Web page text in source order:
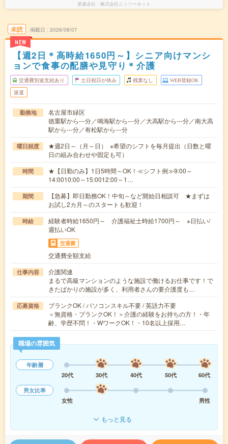
派遣会社 株式会社ニッソーネット
未読
NEW
掲載日 2026/08/07
【週2日＊高時給1650円～】シニア向けマンシ
ョンで食事の配膳や見守り＊介護
交通費別途支給あり 土日祝日が休み 残業なし WEB登録OK
派遣
勤務地
名古屋市緑区
徳重駅から---分／鳴海駅から---分／大高駅から---分／南大高
駅から---分／有松駅から---分
曜日頻度
★週2日～（月～日） ※希望のシフトを毎月提出（日数と曜
日の組み合わせや固定も可）
時間
★【日勤のみ】1日5時間～OK！≪シフト例≫9:00～
14:0010:00～15:0012:00～1…
期間
【急募】即日勤務OK！中旬～など開始日相談可 ★まずは
お試し2カ月～のスタートも歓迎！
時給
経験者時給1650円～ 介護福祉士時給1700円～ ※日払い/
週払いOK
交通費
交通費全額支給
仕事内容
介護関連
まるで高級マンションのような施設で働けるお仕事です！で
きたばかりの施設が多く、利用者さんの要介護度も…
応募資格
ブランクOK / パソコンスキル不要 / 英語力不要
＜無資格・ブランクOK！＞介護の経験をお持ちの方！・年
齢、学歴不問！・WワークOK！・10名以上採用…
職場の雰囲気
年齢層
20代
30代 40代 50代
60代
男女比率
女性
男性
もっと見る